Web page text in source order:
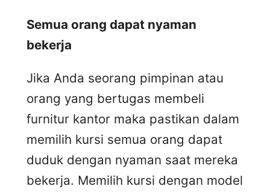
Semua orang dapat nyaman
bekerja
Jika Anda seorang pimpinan atau
orang yang bertugas membeli
furnitur kantor maka pastikan dalam
memilih kursi semua orang dapat
duduk dengan nyaman saat mereka
bekerja. Memilih kursi dengan model